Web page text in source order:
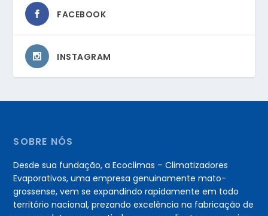
FACEBOOK
INSTAGRAM
SOBRE NÓS
Desde sua fundação, a Ecoclimas – Climatizadores
Evaporativos, uma empresa genuinamente mato-
grossense, vem se expandindo rapidamente em todo
território nacional, prezando excelência na fabricação de